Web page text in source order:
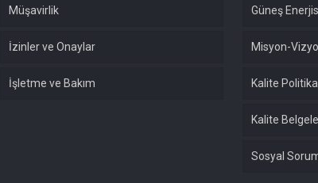
Müşavirlik
İzinler ve Onaylar
İşletme ve Bakım
Güneş
Misyon-
Kalite
Kalite
Sosyal